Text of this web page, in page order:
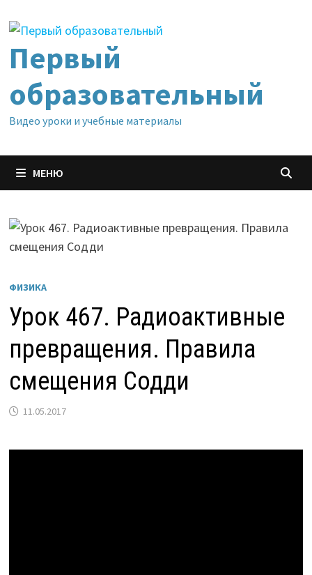
содержимому
Первый
образовательный
Видео уроки и учебные материалы
МЕНЮ
ФИЗИКА
Урок 467. Радиоактивные
превращения. Правила
смещения Содди
11.05.2017